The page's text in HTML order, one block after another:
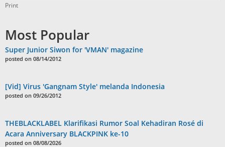
Print
Most Popular
Super Junior Siwon for 'VMAN' magazine
posted on 08/14/2012
[Vid] Virus 'Gangnam Style' melanda Indonesia
posted on 09/26/2012
THEBLACKLABEL Klarifikasi Rumor Soal Kehadiran Rosé di
Acara Anniversary BLACKPINK ke-10
posted on 08/08/2026